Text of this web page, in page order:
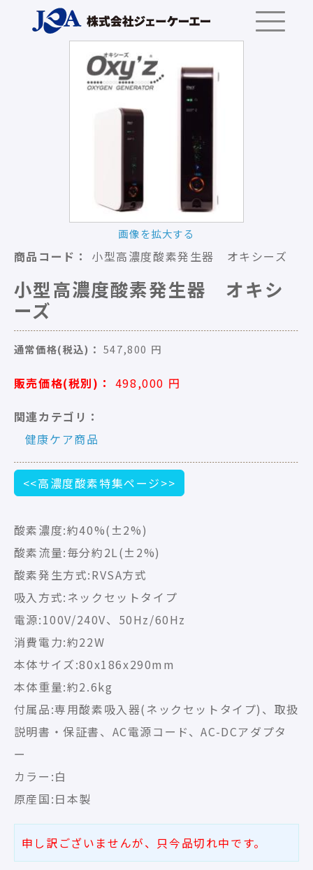
画像を拡大する
商品コード： 小型高濃度酸素発生器 オキシーズ
小型高濃度酸素発生器 オキシ
ーズ
通常価格(税込)： 547,800 円
販売価格(税別)： 498,000 円
関連カテゴリ：
健康ケア商品
<<高濃度酸素特集ページ>>
酸素濃度:約40%(±2%)
酸素流量:毎分約2L(±2%)
酸素発生方式:RVSA方式
吸入方式:ネックセットタイプ
電源:100V/240V、50Hz/60Hz
消費電力:約22W
本体サイズ:80x186x290mm
本体重量:約2.6kg
付属品:専用酸素吸入器(ネックセットタイプ)、取扱
説明書・保証書、AC電源コード、AC-DCアダプタ
ー
カラー:白
原産国:日本製
申し訳ございませんが、只今品切れ中です。